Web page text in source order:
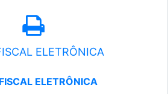
ELETRÔNICA
ELETRÔNICA